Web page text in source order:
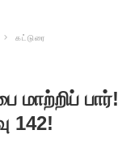
கட்டுரை
மாற்றிப்
142!